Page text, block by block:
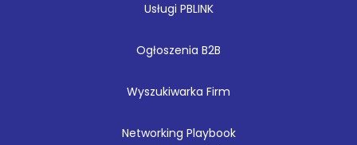
Usługi PBLINK
Ogłoszenia B2B
Wyszukiwarka Firm
Networking Playbook